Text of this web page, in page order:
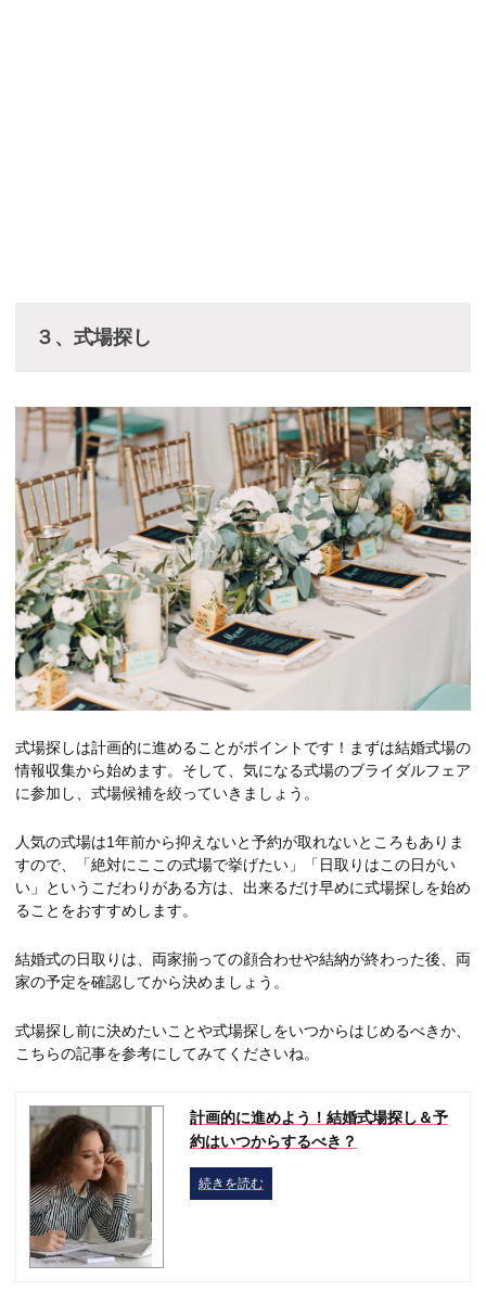
３、式場探し
式場探しは計画的に進めることがポイントです！まずは結婚式場の
情報収集から始めます。そして、気になる式場のブライダルフェア
に参加し、式場候補を絞っていきましょう。
人気の式場は1年前から抑えないと予約が取れないところもありま
すので、「絶対にここの式場で挙げたい」「日取りはこの日がい
い」というこだわりがある方は、出来るだけ早めに式場探しを始め
ることをおすすめします。
結婚式の日取りは、両家揃っての顔合わせや結納が終わった後、両
家の予定を確認してから決めましょう。
式場探し前に決めたいことや式場探しをいつからはじめるべきか、
こちらの記事を参考にしてみてくださいね。
計画的に進めよう！結婚式場探し＆予
約はいつからするべき？
続きを読む